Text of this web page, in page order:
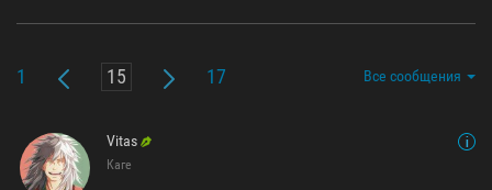
1 17 Все сообщения
Vitas
Каге